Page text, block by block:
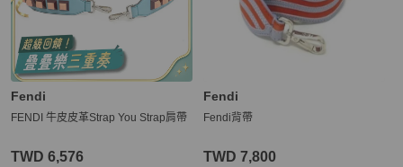
Fendi
FENDI 牛皮皮革Strap You Strap肩帶
TWD 6,576
Fendi
Fendi背帶
TWD 7,800